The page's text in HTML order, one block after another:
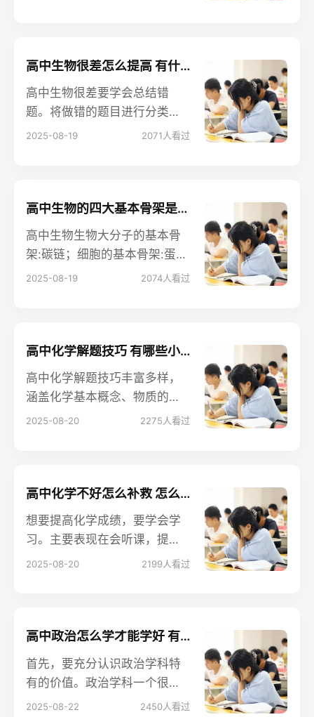
要根据自己的实际情况调整学
习计划，保持灵活性。高中生
物学习方法接着往下看吧。
高中生物很差怎么提高 有什么学习方法
高中生物很差要学会总结错
题。将做错的题目进行分类总
结，找出常见的错误类型和知
大家多做题，吸取经验。
2025-08-19 2071人看过
高中生物的四大基本骨架是什么 相关知识整理
高中生物生物大分子的基本骨
架:碳链；细胞的基本骨架:蛋白
纤维；生物膜的基本骨架:磷脂
架。以下是小编整理的内容，
大家可以参考。
2025-08-19 2074人看过
高中化学解题技巧 有哪些小窍门
高中化学解题技巧丰富多样，
涵盖化学基本概念、物质的
量、守恒法、估算法、差量法
2025-08-20 2275人看过
高中化学不好怎么补救 怎么提分快
想要提高化学成绩，要学会学
习。主要表现在会听课，提前
预习新课，错题要及时改正并
走，要知道自己哪里学会了，
救。
2025-08-20 2199人看过
高中政治怎么学才能学好 有哪些方法
首先，要充分认识政治学科特
有的价值。政治学科一个很重
要的价值体现在，它是人们认
2025-08-22 2450人看过